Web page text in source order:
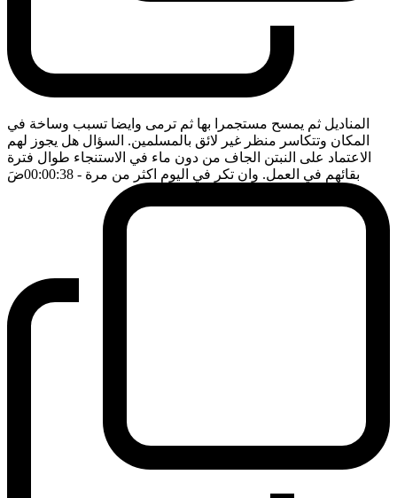
المناديل ثم يمسح مستجمرا بها ثم ترمى وايضا تسبب وساخة في
المكان وتتكاسر منظر غير لائق بالمسلمين. السؤال هل يجوز لهم
الاعتماد على النبتن الجاف من دون ماء في الاستنجاء طوال فترة
بقائهم في العمل. وان تكر في اليوم اكثر من مرة - 00:00:38 ضَ